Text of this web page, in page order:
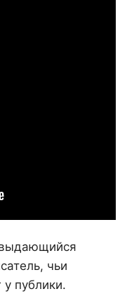
чьи
публики.